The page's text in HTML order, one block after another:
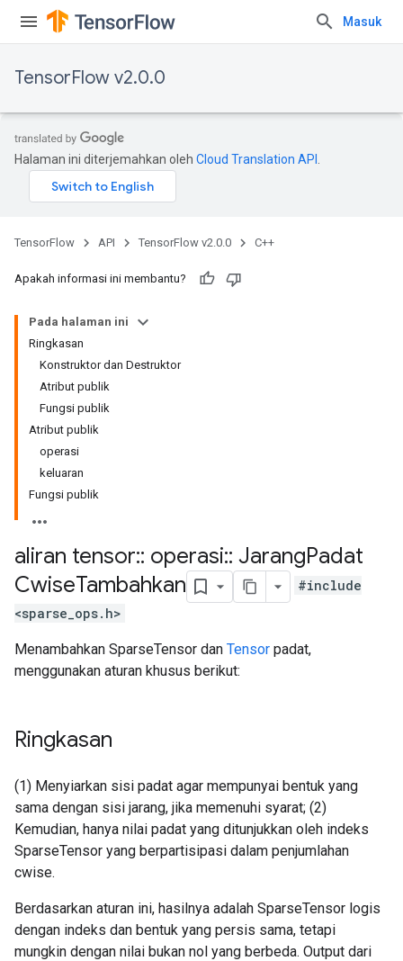
Masuk
TensorFlow v2.0.0
Halaman ini diterjemahkan oleh Cloud Translation API
TensorFlow API TensorFlow v2.0.0 C++
Apakah informasi ini membantu?
Pada halaman ini
Ringkasan
Konstruktor dan Destruktor
Atribut publik
Fungsi publik
Atribut publik
operasi
keluaran
Fungsi publik
aliran tensor:: operasi:: JarangPadat
CwiseTambahkan
#include
<sparse_ops.h>
Menambahkan SparseTensor dan Tensor padat,
menggunakan aturan khusus berikut:
Ringkasan
(1) Menyiarkan sisi padat agar mempunyai bentuk yang
sama dengan sisi jarang, jika memenuhi syarat; (2)
Kemudian, hanya nilai padat yang ditunjukkan oleh indeks
SparseTensor yang berpartisipasi dalam penjumlahan
cwise.
Berdasarkan aturan ini, hasilnya adalah SparseTensor logis
dengan indeks dan bentuk yang persis sama, tetapi
mungkin dengan nilai bukan nol yang berbeda. Output dari